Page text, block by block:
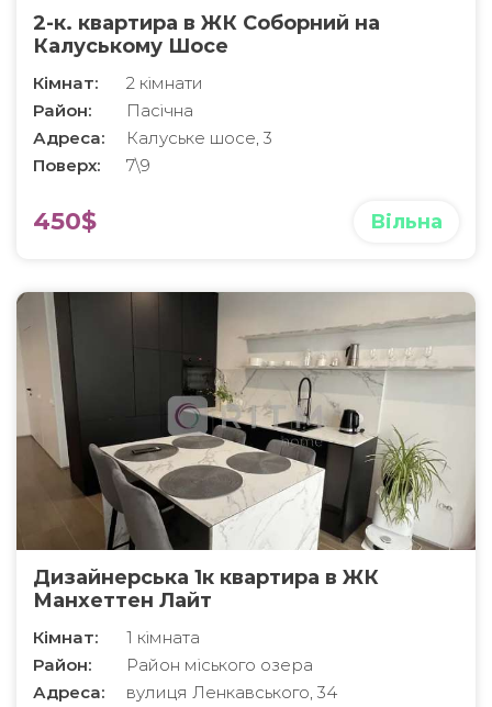
2-к. квартира в ЖК Соборний на
Калуському Шосе
Кімнат:
2 кімнати
Район:
Пасічна
Адреса:
Калуське шосе, 3
Поверх:
7\9
450$ Вільна
Дизайнерська 1к квартира в ЖК
Манхеттен Лайт
Кімнат:
1 кімната
Район:
Район міського озера
Адреса:
вулиця Ленкавського, 34